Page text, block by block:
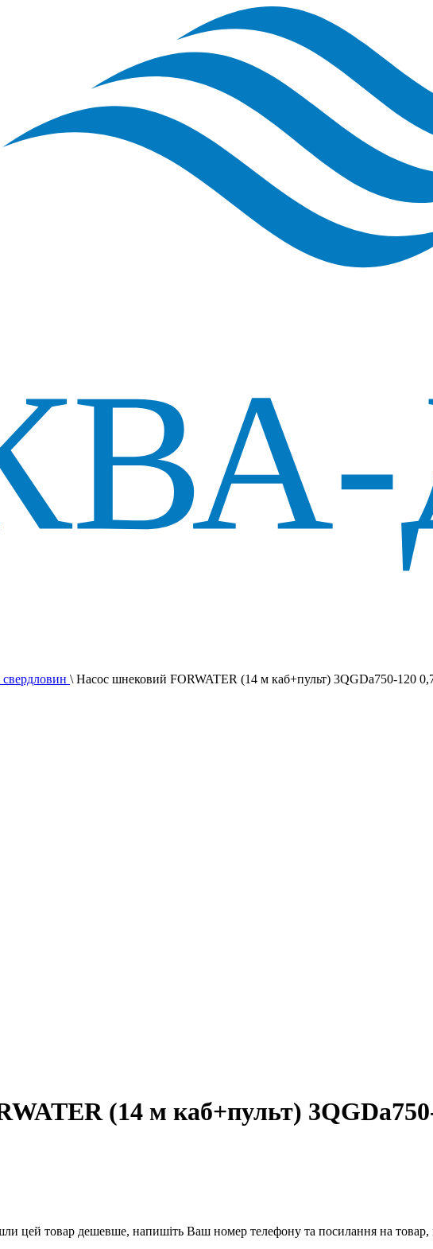
\ Насос шнековий FORWATER (14 м каб+пульт) 3QGDa750-120
(14 м каб+пульт)
цей товар дешевше, напишіть Ваш номер телефону та посилання на